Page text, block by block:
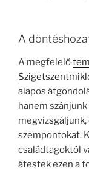
A
A megfelelő
alapos
hanem
szempontokat.
családtagoktól
átestek ezen a